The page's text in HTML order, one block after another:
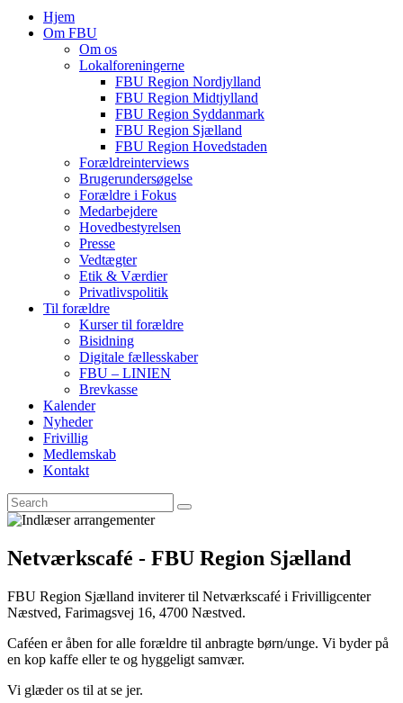
Hjem
Om FBU
Om os
Lokalforeningerne
FBU Region Nordjylland
FBU Region Midtjylland
FBU Region Syddanmark
FBU Region Sjælland
FBU Region Hovedstaden
Forældreinterviews
Brugerundersøgelse
Forældre i Fokus
Medarbejdere
Hovedbestyrelsen
Presse
Vedtægter
Etik & Værdier
Privatlivspolitik
Til forældre
Kurser til forældre
Bisidning
Digitale fællesskaber
FBU – LINIEN
Brevkasse
Kalender
Nyheder
Frivillig
Medlemskab
Kontakt
Netværkscafé - FBU Region Sjælland
FBU Region Sjælland inviterer til Netværkscafé i Frivilligcenter
Næstved, Farimagsvej 16, 4700 Næstved.
Caféen er åben for alle forældre til anbragte børn/unge. Vi byder på
en kop kaffe eller te og hyggeligt samvær.
Vi glæder os til at se jer.